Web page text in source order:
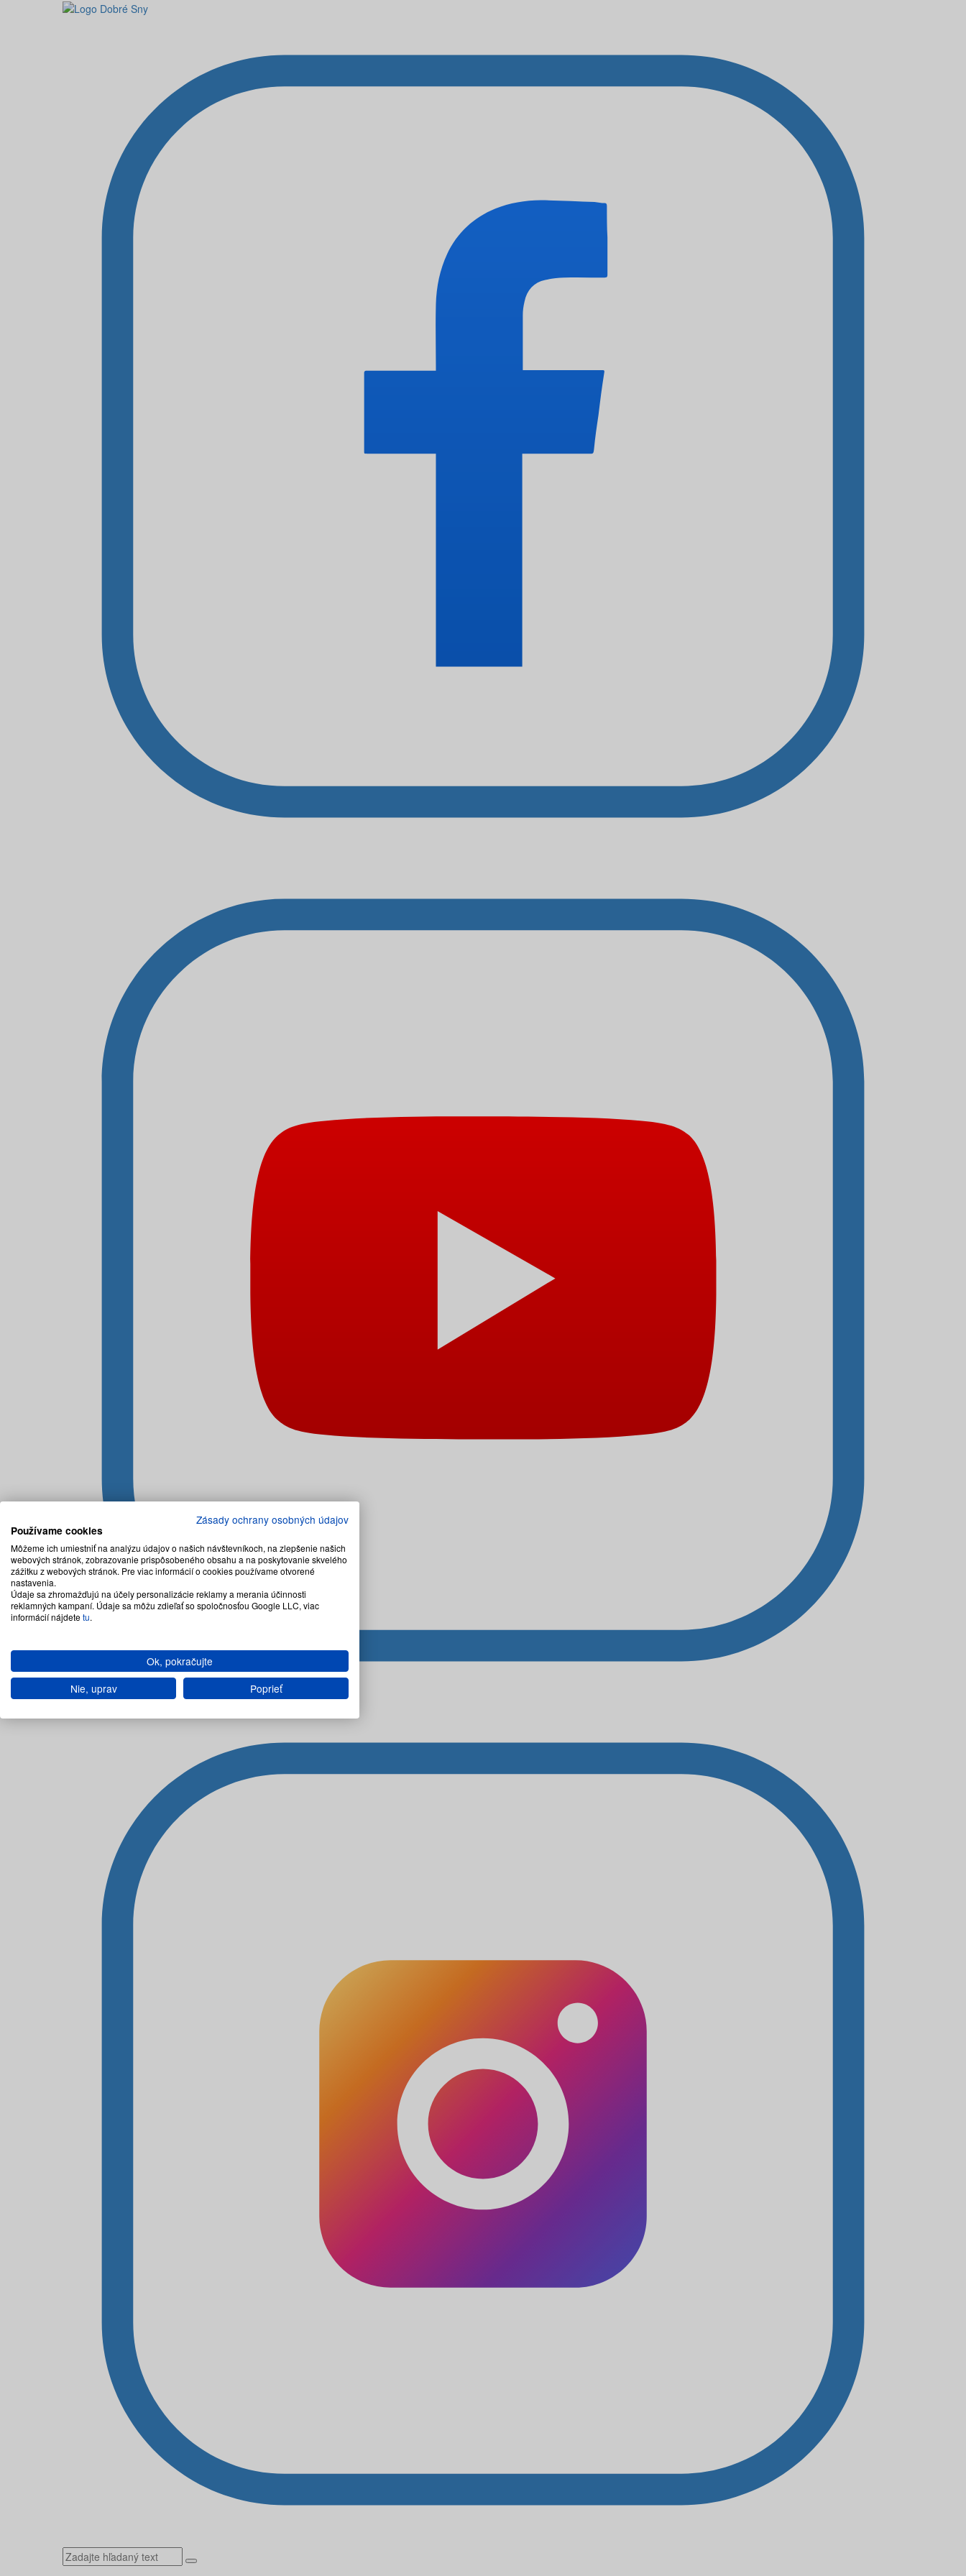
Zásady ochrany osobných údajov
Používame cookies
Môžeme ich umiestniť na analýzu údajov o našich návštevníkoch, na zlepšenie našich
webových stránok, zobrazovanie prispôsobeného obsahu a na poskytovanie skvelého
zážitku z webových stránok. Pre viac informácií o cookies používame otvorené
nastavenia.
Údaje sa zhromažďujú na účely personalizácie reklamy a merania účinnosti
reklamných kampaní. Údaje sa môžu zdieľať so spoločnosťou Google LLC, viac
informácií nájdetetu.
Ok, pokračujte
Nie, uprav
Poprieť